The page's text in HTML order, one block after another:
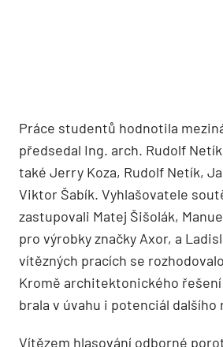
Práce studentů hodnotila
předsedal Ing. arch. Rudolf
také Jerry Koza, Rudolf Netík,
Viktor Šabík. Vyhlašovatele
zastupovali Matej Šišolák,
pro výrobky značky Axor, a
vítězných pracích se
Kromě architektonického
brala v úvahu i potenciál
Vítězem hlasování odborné